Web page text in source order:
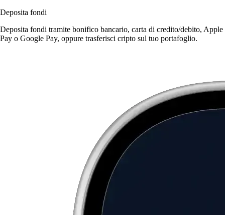
Deposita fondi
Deposita fondi tramite bonifico bancario, carta di credito/debito, Apple
Pay o Google Pay, oppure trasferisci cripto sul tuo portafoglio.